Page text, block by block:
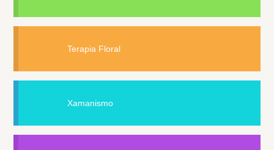
Terapia Floral
Xamanismo